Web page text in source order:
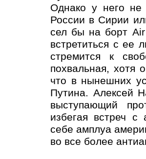
Однако у него не
России в Сирии
сел бы на борт
встретиться с ее
стремится к
похвальная, хотя
что в нынешних
Путина. Алексей
выступающий
избегая встреч с
себе амплуа
во все более